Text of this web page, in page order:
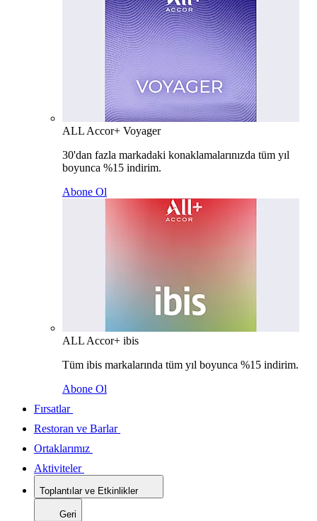
ALL Accor+ Voyager
30'dan fazla markadaki konaklamalarınızda tüm yıl
boyunca %15 indirim.
Abone Ol
ALL Accor+ ibis
Tüm ibis markalarında tüm yıl boyunca %15 indirim.
Abone Ol
Fırsatlar
Restoran ve Barlar
Ortaklarımız
Aktiviteler
Toplantılar ve Etkinlikler
Geri